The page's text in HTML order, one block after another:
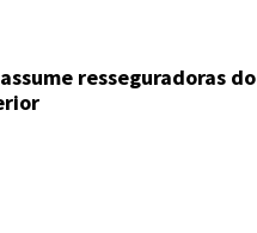
resseguradoras do